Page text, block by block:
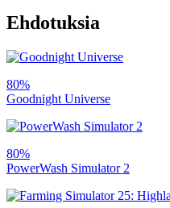
Ehdotuksia
80%
Goodnight Universe
80%
PowerWash Simulator 2